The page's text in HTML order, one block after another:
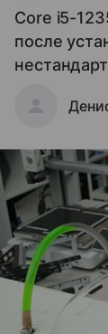
Core i5-
после